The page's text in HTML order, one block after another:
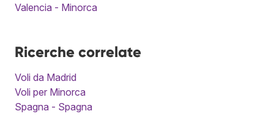
Valencia - Minorca
Ricerche correlate
Voli da Madrid
Voli per Minorca
Spagna - Spagna